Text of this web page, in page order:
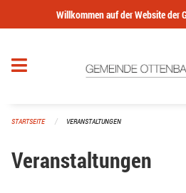
Navigation überspringen
Willkommen auf der Website der
STARTSEITE VERANSTALTUNGEN
Veranstaltungen